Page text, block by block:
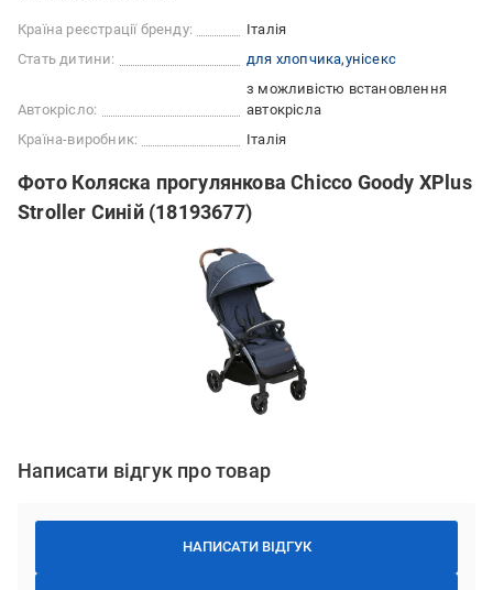
Країна реєстрації бренду:
Італія
Стать дитини:
для хлопчика унісекс
Автокрісло:
з можливістю встановлення
автокрісла
Країна-виробник:
Італія
Фото Коляска прогулянкова Chicco Goody XPlus
Stroller Синій (18193677)
Написати відгук про товар
НАПИСАТИ ВІДГУК